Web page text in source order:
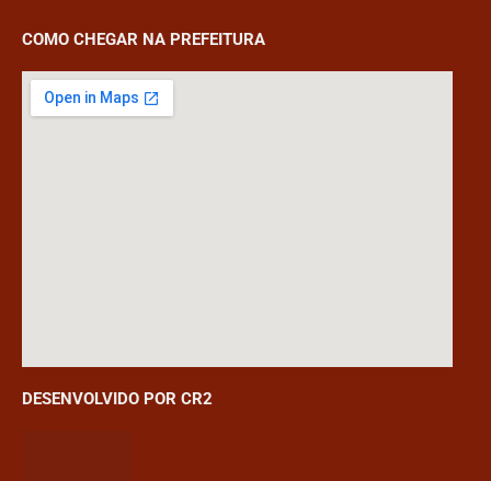
COMO CHEGAR NA PREFEITURA
DESENVOLVIDO POR CR2